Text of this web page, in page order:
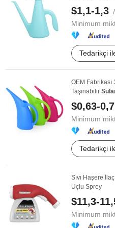
$1,1-1,3
Minimum
Tedarikçi
OEM
Taşınabilir
$0,63-
Minimum
Tedarikçi
Sıvı Haşere
Uçlu Sprey
$11,3-
Minimum